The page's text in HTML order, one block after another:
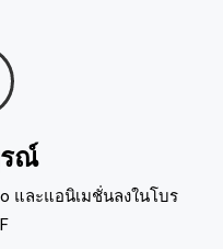
ณ์
และแอนิเมชั่นลงในโบร